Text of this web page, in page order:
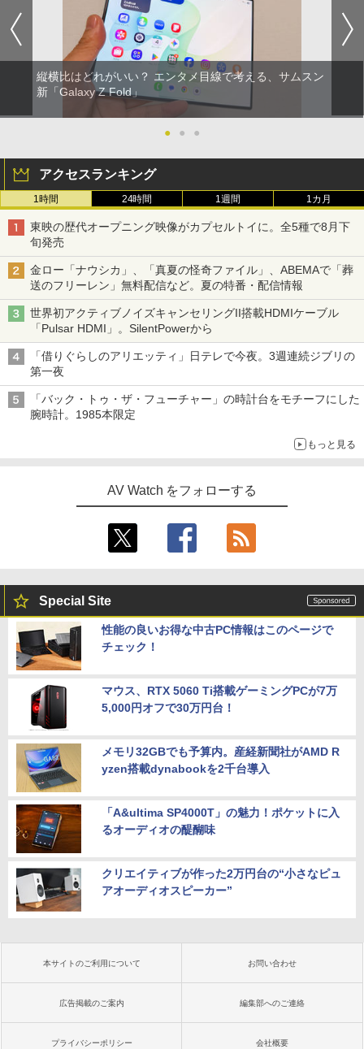
縦横比はどれがいい？ エンタメ目線で考える、サムスン
新「Galaxy Z Fold」
● ● ●
アクセスランキング
1時間 24時間 1週間 1カ月
東映の歴代オープニング映像がカプセルトイに。全5種で8月下
旬発売
金ロー「ナウシカ」、「真夏の怪奇ファイル」、ABEMAで「葬
送のフリーレン」無料配信など。夏の特番・配信情報
世界初アクティブノイズキャンセリングII搭載HDMIケーブル
「Pulsar HDMI」。SilentPowerから
「借りぐらしのアリエッティ」日テレで今夜。3週連続ジブリの
第一夜
「バック・トゥ・ザ・フューチャー」の時計台をモチーフにした
腕時計。1985本限定
もっと見る
AV Watch をフォローする
Special Site
性能の良いお得な中古PC情報はこのページで
チェック！
マウス、RTX 5060 Ti搭載ゲーミングPCが7万
5,000円オフで30万円台！
メモリ32GBでも予算内。産経新聞社がAMD R
yzen搭載dynabookを2千台導入
「A&ultima SP4000T」の魅力！ポケットに入
るオーディオの醍醐味
クリエイティブが作った2万円台の“小さなピュ
アオーディオスピーカー”
本サイトのご利用について お問い合わせ
広告掲載のご案内 編集部へのご連絡
プライバシーポリシー 会社概要